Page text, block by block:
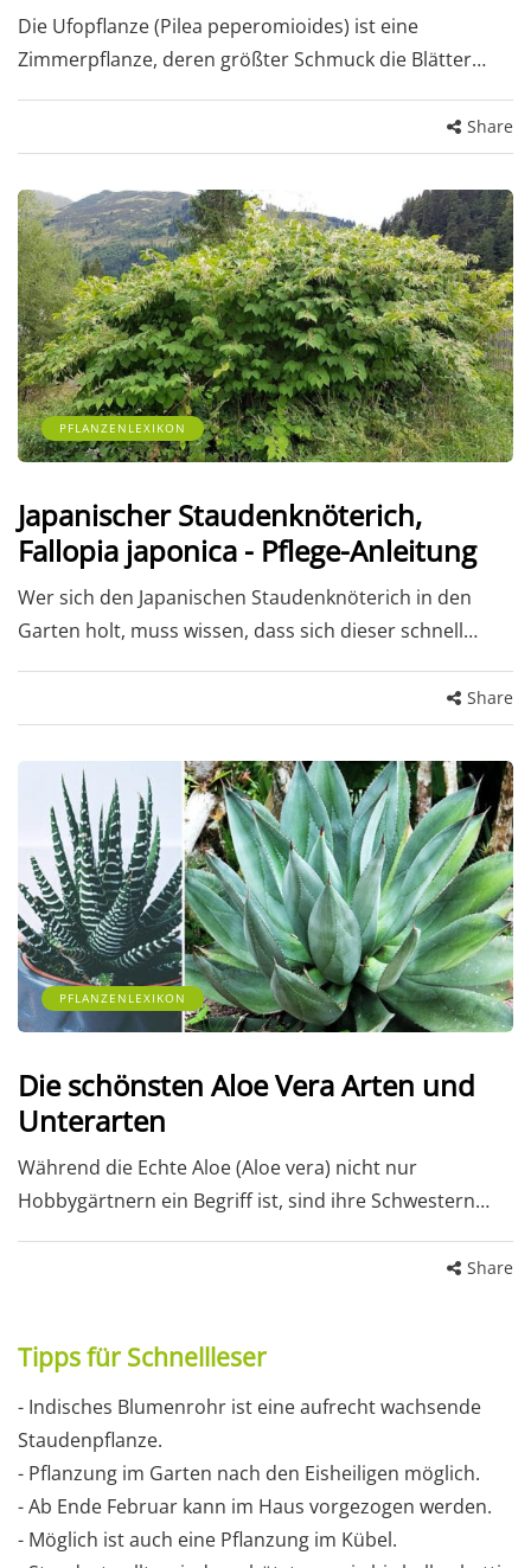
Die Ufopflanze (Pilea peperomioides) ist eine
Zimmerpflanze, deren größter Schmuck die Blätter…
Share
PFLANZENLEXIKON
Japanischer Staudenknöterich,
Fallopia japonica - Pflege-Anleitung
Wer sich den Japanischen Staudenknöterich in den
Garten holt, muss wissen, dass sich dieser schnell…
Share
PFLANZENLEXIKON
Die schönsten Aloe Vera Arten und
Unterarten
Während die Echte Aloe (Aloe vera) nicht nur
Hobbygärtnern ein Begriff ist, sind ihre Schwestern…
Share
Tipps für Schnellleser
- Indisches Blumenrohr ist eine aufrecht wachsende
Staudenpflanze.
- Pflanzung im Garten nach den Eisheiligen möglich.
- Ab Ende Februar kann im Haus vorgezogen werden.
- Möglich ist auch eine Pflanzung im Kübel.